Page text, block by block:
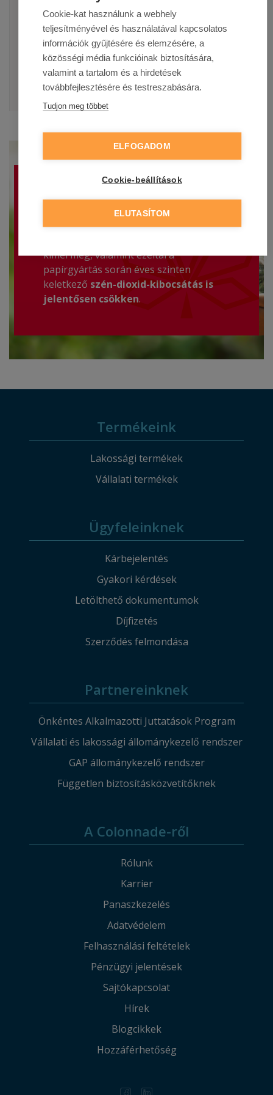
kitöltőjét
Tudta?
Minden elő nem állított 1 tonna papír
kímél meg, valamint ezéltal a
papírgyártás során éves szinten
keletkező szén-dioxid-kibocsátás is
jelentősen csökken.
Termékeink
Lakossági termékek
Vállalati termékek
Ügyfeleinknek
Kárbejelentés
Gyakori kérdések
Letölthető dokumentumok
Díjfizetés
Szerződés felmondása
Partnereinknek
Önkéntes Alkalmazotti Juttatások Program
Vállalati és lakossági állománykezelő rendszer
GAP állománykezelő rendszer
Független biztosításközvetítőknek
A Colonnade-ről
Rólunk
Karrier
Panaszkezelés
Adatvédelem
Felhasználási feltételek
Pénzügyi jelentések
Sajtókapcsolat
Hírek
Blogcikkek
Hozzáférhetőség
Cookie-kat használunk a webhely
teljesítményével és használatával kapcsolatos
információk gyűjtésére és elemzésére, a
közösségi média funkcióinak biztosítására,
valamint a tartalom és a hirdetések
továbbfejlesztésére és testreszabására.
Tudjon meg többet
ELFOGADOM
Cookie-beállítások
ELUTASÍTOM